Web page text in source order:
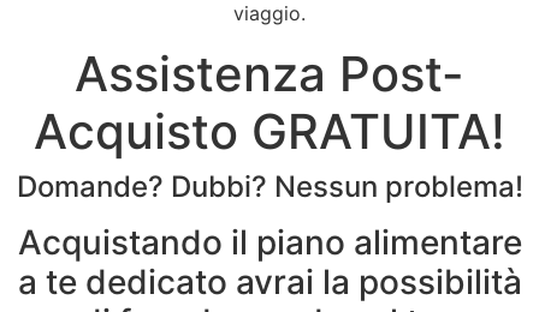
viaggio.
Assistenza Post-
Acquisto GRATUITA!
Domande? Dubbi? Nessun problema!
Acquistando il piano alimentare
a te dedicato avrai la possibilità